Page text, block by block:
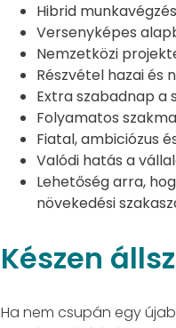
Hibrid munkavégzés
Versenyképes
Nemzetközi
Részvétel hazai és
Extra szabadnap a
Folyamatos
Fiatal, ambiciózus
Valódi hatás a
Lehetőség arra,
növekedési
Készen
Ha nem csupán egy